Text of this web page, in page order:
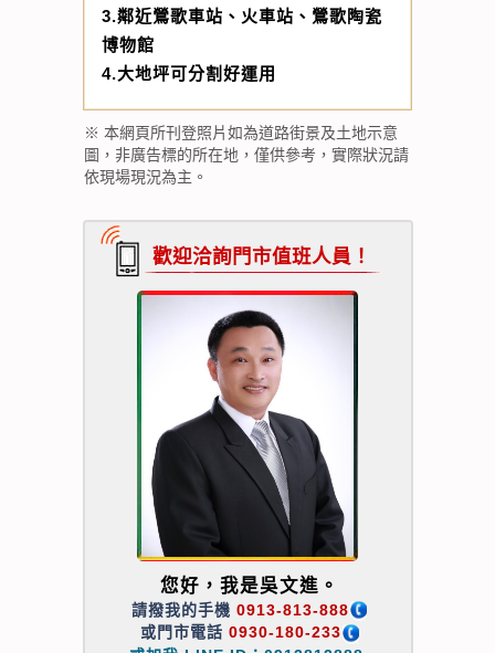
3.鄰近鶯歌車站、火車站、鶯歌陶瓷
博物館
4.大地坪可分割好運用
※ 本網頁所刊登照片如為道路街景及土地示意
圖，非廣告標的所在地，僅供參考，實際狀況請
依現場現況為主。
歡迎洽詢門市值班人員！
您好，我是吳文進。
請撥我的手機 0913-813-888
或門市電話 0930-180-233